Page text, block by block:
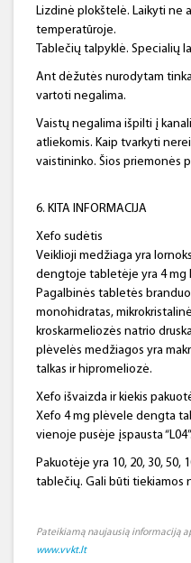
Lizdinė plokštelė. Laikyti ne
temperatūroje.
Tablečių talpyklė. Specialių
Ant dėžutės nurodytam
vartoti negalima.
Vaistų negalima išpilti į
atliekomis. Kaip tvarkyti
vaistininko. Šios priemonės
6. KITA INFORMACIJA
Xefo sudėtis
Veiklioji medžiaga yra
dengtoje tabletėje yra 4 mg
Pagalbinės tabletės
monohidratas,
kroskarmeliozės natrio
plėvelės medžiagos yra
talkas ir hipromeliozė.
Xefo išvaizda ir kiekis
Xefo 4 mg plėvele dengta
vienoje pusėje įspausta “L04”.
Pakuotėje yra 10, 20, 30, 50,
tablečių. Gali būti tiekiamos
Pateikiamą naujausią informaciją
www.vvkt.lt